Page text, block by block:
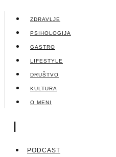
ZDRAVLJE
PSIHOLOGIJA
GASTRO
LIFESTYLE
DRUŠTVO
KULTURA
O MENI
|
PODCAST